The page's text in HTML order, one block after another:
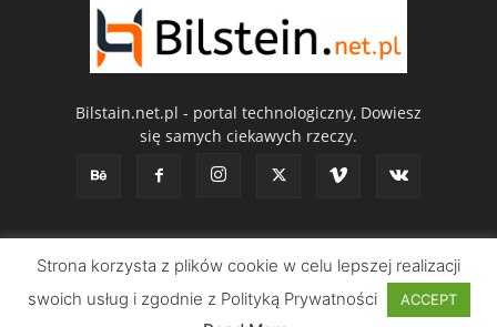
Bilstain.net.pl - portal technologiczny, Dowiesz
się samych ciekawych rzeczy.
Advertisement Blog Contact us Buy now
Strona korzysta z plików cookie w celu lepszej realizacji
swoich usług i zgodnie z Polityką Prywatności
ACCEPT